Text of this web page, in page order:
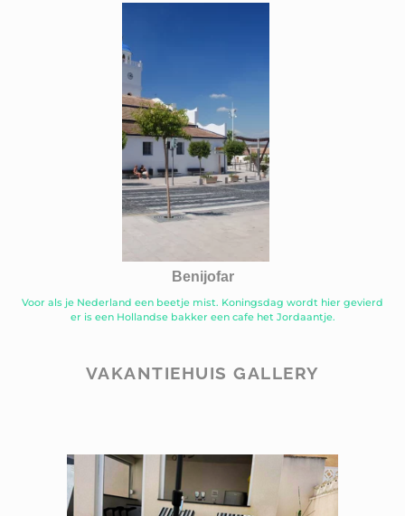
Benijofar
Voor als je Nederland een beetje mist. Koningsdag wordt hier gevierd
er is een Hollandse bakker een cafe het Jordaantje.
VAKANTIEHUIS GALLERY